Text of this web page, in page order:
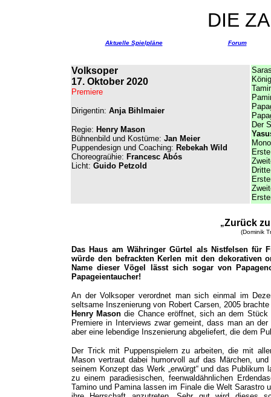
DIE
Aktuelle Spielpläne Forum
Volksoper
17. Oktober 2020
Premiere
Dirigentin: Anja Bihlmaier
Regie: Henry Mason
Bühnenbild und Kostüme: Jan Meier
Puppendesign und Coaching: Rebekah Wild
Choreograühie: Francesc Abós
Licht: Guido Petzold
Der
„Zurück
(Dominik
Das Haus am Währinger Gürtel als Nistfelsen für
würde den befrackten Kerlen mit den dekorativen
Name dieser Vögel lässt sich sogar von
Papageientaucher!
An der Volksoper verordnet man sich einmal im
seltsame Inszenierung von Robert Carsen, 2005
Henry Mason die Chance eröffnet, sich an dem Stück
Premiere in Interviews zwar gemeint, dass man an
aber eine lebendige Inszenierung abgeliefert, die dem
Der Trick mit Puppenspielern zu arbeiten, die mit
Mason vertraut dabei humorvoll auf das Märchen,
seinem Konzept das Werk „erwürgt“ und das
zu einem paradiesischen, feenwaldähnlichen
Tamino und Pamina lassen im Finale die Welt Sarastro